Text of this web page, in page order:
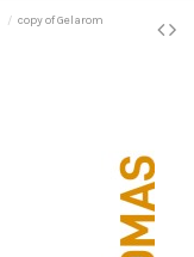
copy of Gelarom